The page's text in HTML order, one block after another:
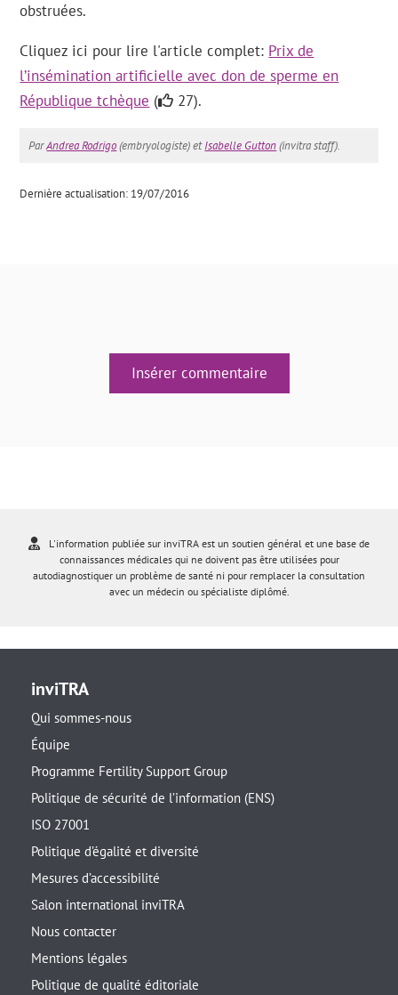
obstruées.
Cliquez ici pour lire l'article complet: Prix de
l’insémination artificielle avec don de sperme en
République tchèque ( 27).
ParAndrea Rodrigo(embryologiste) etIsabelle Gutton(invitra staff).
Dernière actualisation: 19/07/2016
Insérer commentaire
L'information publiée sur inviTRA est un soutien général et une base de
connaissances médicales qui ne doivent pas être utilisées pour
autodiagnostiquer un problème de santé ni pour remplacer la consultation
avec un médecin ou spécialiste diplômé.
inviTRA
Qui sommes-nous
Équipe
Programme Fertility Support Group
Politique de sécurité de l’information (ENS)
ISO 27001
Politique d’égalité et diversité
Mesures d’accessibilité
Salon international inviTRA
Nous contacter
Mentions légales
Politique de qualité éditoriale